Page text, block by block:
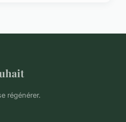
régénérer.